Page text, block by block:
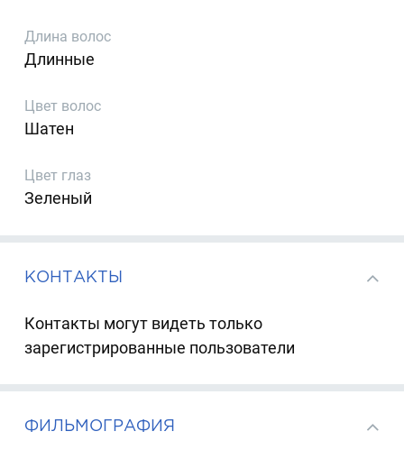
Длина волос
Длинные
Цвет волос
Шатен
Цвет глаз
Зеленый
КОНТАКТЫ
Контакты могут видеть только
зарегистрированные пользователи
ФИЛЬМОГРАФИЯ